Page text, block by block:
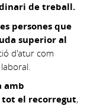
de treball.
persones que
superior al
d'atur com
amb
tot el recorregut,